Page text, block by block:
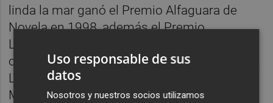
linda la mar ganó el Premio Alfaguara de
Novela en 1998, además el Premio
Latinoamericano José María Arguedas,
otorgado por Casa de las Américas en Cuba.
La fugitiva (2011), obtuvo el premio Bleu
Metropole en Montreal, Canadá, en 2013. El
Uso responsable de sus
datos
Nosotros y nuestros socios utilizamos